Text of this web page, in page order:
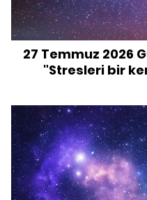
27 Temmuz 2026
"Stresleri bir